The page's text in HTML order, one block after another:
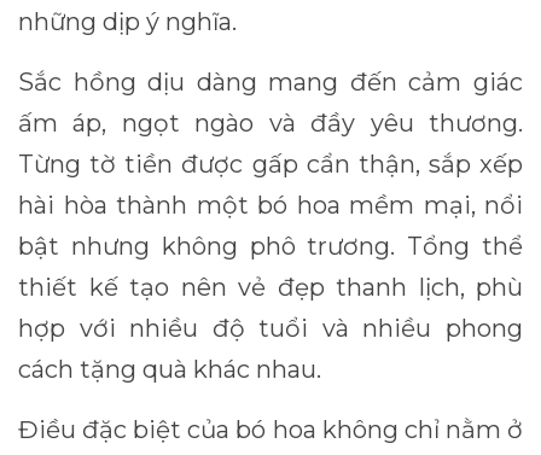
những dịp ý nghĩa.
Sắc hồng dịu dàng mang đến cảm giác
ấm áp, ngọt ngào và đầy yêu thương.
Từng tờ tiền được gấp cẩn thận, sắp xếp
hài hòa thành một bó hoa mềm mại, nổi
bật nhưng không phô trương. Tổng thể
thiết kế tạo nên vẻ đẹp thanh lịch, phù
hợp với nhiều độ tuổi và nhiều phong
cách tặng quà khác nhau.
Điều đặc biệt của bó hoa không chỉ nằm ở